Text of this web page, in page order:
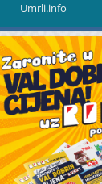
Umrli.info